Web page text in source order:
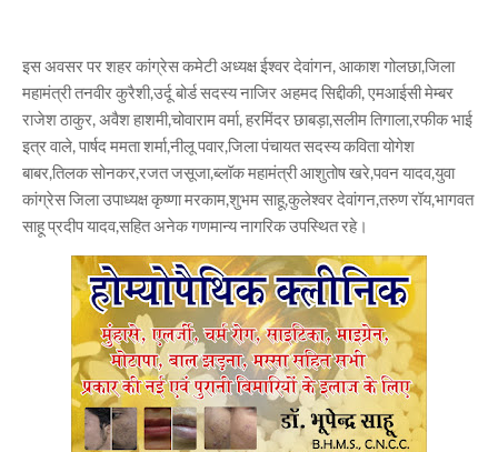
इस अवसर पर शहर कांग्रेस कमेटी अध्यक्ष ईश्वर देवांगन, आकाश गोलछा,जिला
महामंत्री तनवीर कुरैशी,उर्दू बोर्ड सदस्य नाजिर अहमद सिद्दीकी, एमआईसी मेम्बर
राजेश ठाकुर, अवैश हाशमी,चोवाराम वर्मा, हरमिंदर छाबड़ा,सलीम तिगाला,रफीक भाई
इत्र वाले, पार्षद ममता शर्मा,नीलू पवार,जिला पंचायत सदस्य कविता योगेश
बाबर,तिलक सोनकर,रजत जसूजा,ब्लॉक महामंत्री आशुतोष खरे,पवन यादव,युवा
कांग्रेस जिला उपाध्यक्ष कृष्णा मरकाम,शुभम साहू,कुलेश्वर देवांगन,तरुण रॉय,भागवत
साहू प्रदीप यादव,सहित अनेक गणमान्य नागरिक उपस्थित रहे।